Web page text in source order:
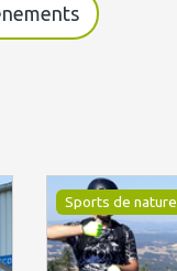
Sports de nature